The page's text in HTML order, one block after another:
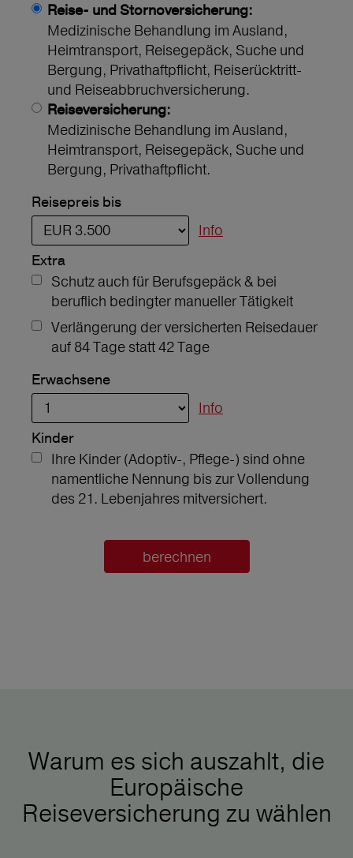
Reise- und Stornoversicherung:
Medizinische Behandlung im Ausland,
Heimtransport, Reisegepäck, Suche und
Bergung, Privathaftpflicht, Reiserücktritt-
und Reiseabbruchversicherung.
Reiseversicherung:
Medizinische Behandlung im Ausland,
Heimtransport, Reisegepäck, Suche und
Bergung, Privathaftpflicht.
Reisepreis bis
Info
Extra
Schutz auch für Berufsgepäck & bei
beruflich bedingter manueller Tätigkeit
Verlängerung der versicherten Reisedauer
auf 84 Tage statt 42 Tage
Erwachsene
Info
Kinder
Ihre Kinder (Adoptiv-, Pflege-) sind ohne
namentliche Nennung bis zur Vollendung
des 21. Lebenjahres mitversichert.
berechnen
Warum es sich auszahlt, die
Europäische
Reiseversicherung zu wählen